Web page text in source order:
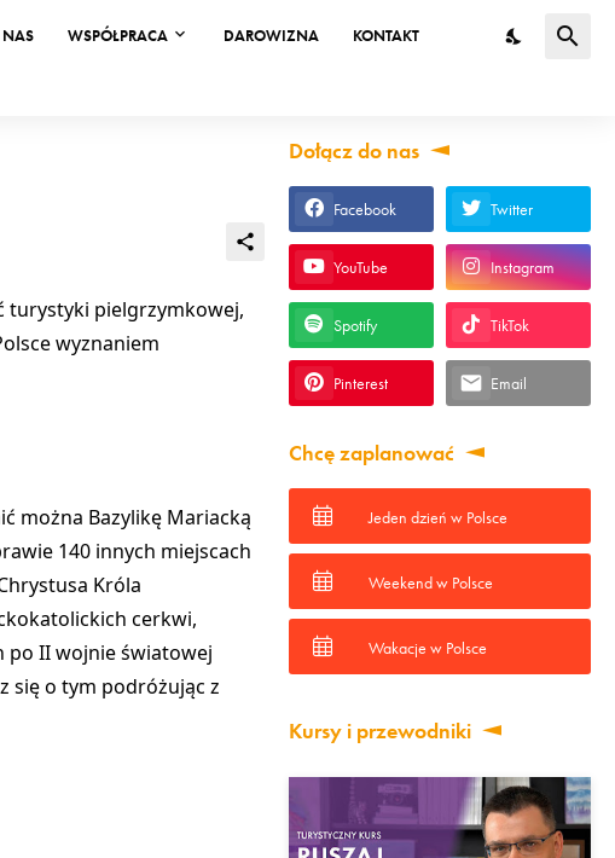
WSPÓŁPRACA DAROWIZNA KONTAKT
turystyki pielgrzymkowej,
wyznaniem
można Bazylikę Mariacką
140 innych miejscach
Króla
cerkwi,
po II wojnie światowej
się o tym podróżując z
Dołącz do nas
Facebook Twitter
YouTube Instagram
Spotify TikTok
Pinterest Email
Chcę zaplanować
Jeden dzień w Polsce
Weekend w Polsce
Wakacje w Polsce
Kursy i przewodniki